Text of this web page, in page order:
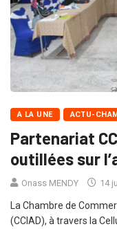
A LA UNE ACTU-
Partenariat
outillées sur
Onass MENDY 14
La Chambre de
(CCIAD), à travers la